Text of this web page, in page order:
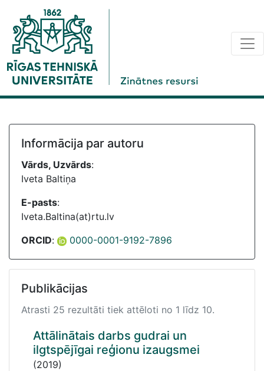
Informācija par autoru
Vārds, Uzvārds:
Iveta Baltiņa
E-pasts:
Iveta.Baltina(at)rtu.lv
ORCID: 0000-0001-9192-7896
Publikācijas
Atrasti 25 rezultāti tiek attēloti no 1 līdz 10.
Attālinātais darbs gudrai un
ilgtspējīgai reģionu izaugsmei
(2019)